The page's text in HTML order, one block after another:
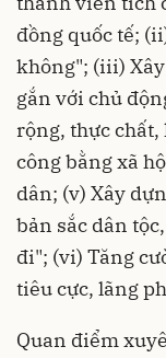
đồng quốc tế;
không"; (iii)
gắn với chủ
rộng, thực chất,
công bằng xã
dân; (v) Xây
bản sắc dân
đi"; (vi) Tăng
tiêu cực, lãng
Quan điểm